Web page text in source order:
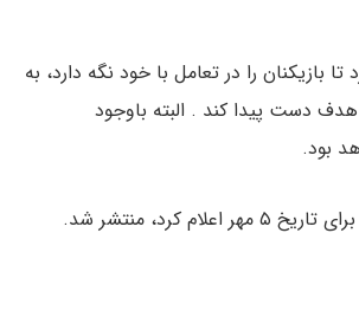
بازیکنان را در تعامل با خود نگه دارد، به
دست پیدا کند . البته باوجود
بود.